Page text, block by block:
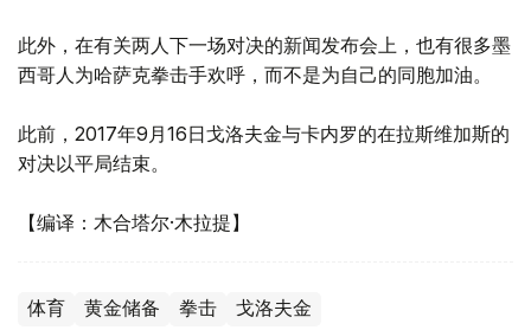
此外，在有关两人下一场对决的新闻发布会上，也有很多墨
西哥人为哈萨克拳击手欢呼，而不是为自己的同胞加油。
此前，2017年9月16日戈洛夫金与卡内罗的在拉斯维加斯的
对决以平局结束。
【编译：木合塔尔·木拉提】
体育 黄金储备 拳击 戈洛夫金